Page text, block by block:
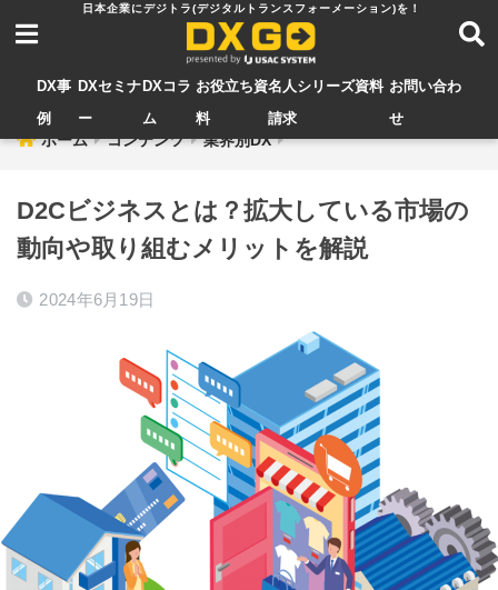
DX事
例
DXセミナ
ー
DXコラ
ム
お役立ち資
料
名人シリーズ資料
請求
お問い合わ
せ
ホーム コンテンツ 業界別DX
D2Cビジネスとは？拡大している市場の
動向や取り組むメリットを解説
2024年6月19日